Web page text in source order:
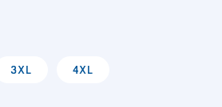
3XL 4XL